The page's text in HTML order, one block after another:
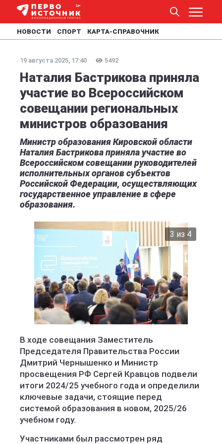
НОВОСТИ СПОРТ КАРТА-СПРАВОЧНИК
19 августа 2025, 17:40 5492
Наталия Бастрикова приняла
участие во Всероссийском
совещании региональных
министров образования
Министр образования Кировской области
Наталия Бастрикова приняла участие во
Всероссийском совещании руководителей
исполнительных органов субъектов
Российской Федерации, осуществляющих
государственное управление в сфере
образования.
3 из 4
Министерство образования Кировской области
В ходе совещания Заместитель
Председателя Правительства России
Дмитрий Чернышенко и Министр
просвещения РФ Сергей Кравцов подвели
итоги 2024/25 учебного года и определили
ключевые задачи, стоящие перед
системой образования в новом, 2025/26
учебном году.
Участниками был рассмотрен ряд